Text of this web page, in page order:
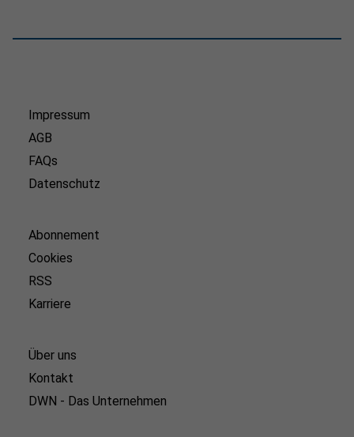
Impressum
AGB
FAQs
Datenschutz
Abonnement
Cookies
RSS
Karriere
Über uns
Kontakt
DWN - Das Unternehmen